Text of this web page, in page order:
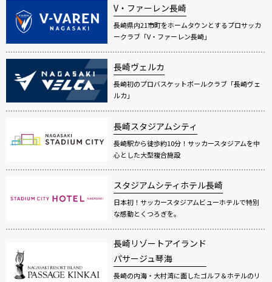
V・ファーレン長崎
長崎県内21市町をホームタウンとするプロサッカ
ークラブ「V・ファーレン長崎」
長崎ヴェルカ
長崎初のプロバスケットボールクラブ「長崎ヴェ
ルカ」
長崎スタジアムシティ
長崎駅から徒歩約10分！サッカースタジアムを中
心とした大型複合施設
スタジアムシティホテル長崎
日本初！サッカースタジアムビューホテルで特別
な感動とくつろぎを。
長崎リゾートアイランド
パサージュ琴海
長崎の内海・大村湾に面したゴルフ＆ホテルのリ